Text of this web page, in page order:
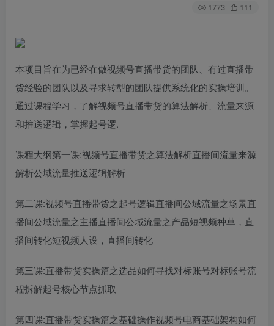
1773 111
本项目旨在为已经在做视频号直播带货的团队、有过直播带
货经验的团队以及寻求转型的团队提供系统化的实操培训。
通过课程学习，了解视频号直播带货的算法解析、流量来源
和推送逻辑，掌握起号逻.
课程大纲第一课:视频号直播带货之算法解析直播间流量来源
解析公域流量推送逻辑解析
第二课:视频号直播带货之起号逻辑直播间公域流量之场景直
播间公域流量之主播直播间公域流量之产品短视频种草，直
播间转化短视频人设，直播间转化
第三课:直播带货实操篇之选品如何寻找对标账号对标账号流
程拆解起号核心节点抓取
第四课:直播带货实操篇之基础操作视频号电商基础架构如何